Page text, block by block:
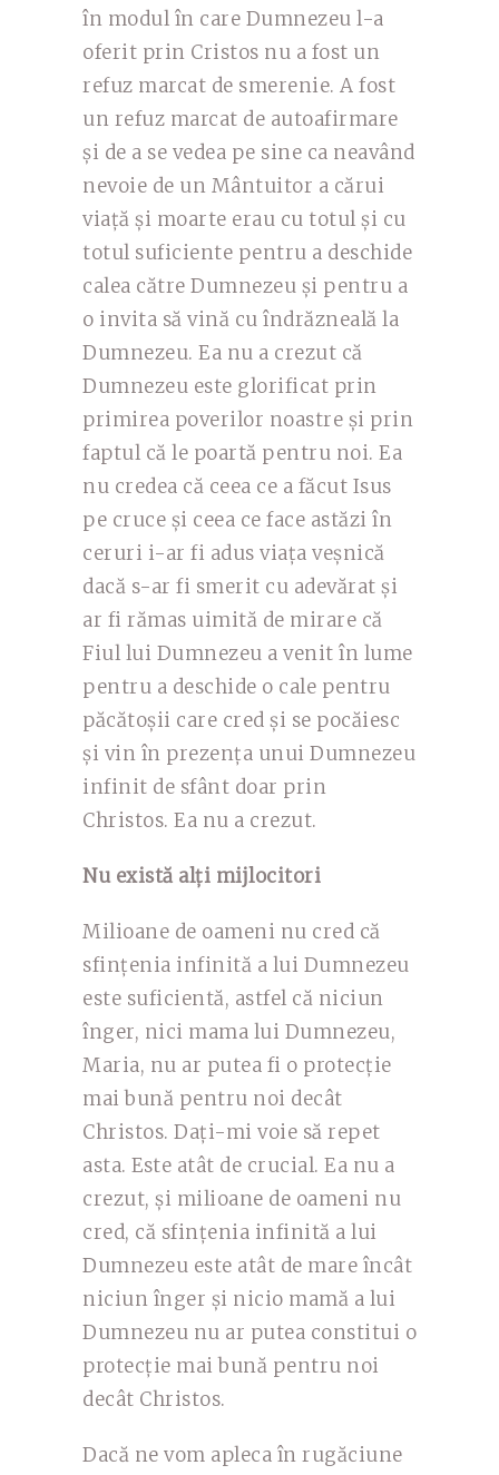
în modul în care Dumnezeu l-a
oferit prin Cristos nu a fost un
refuz marcat de smerenie. A fost
un refuz marcat de autoafirmare
și de a se vedea pe sine ca neavând
nevoie de un Mântuitor a cărui
viață și moarte erau cu totul și cu
totul suficiente pentru a deschide
calea către Dumnezeu și pentru a
o invita să vină cu îndrăzneală la
Dumnezeu. Ea nu a crezut că
Dumnezeu este glorificat prin
primirea poverilor noastre și prin
faptul că le poartă pentru noi. Ea
nu credea că ceea ce a făcut Isus
pe cruce și ceea ce face astăzi în
ceruri i-ar fi adus viața veșnică
dacă s-ar fi smerit cu adevărat și
ar fi rămas uimită de mirare că
Fiul lui Dumnezeu a venit în lume
pentru a deschide o cale pentru
păcătoșii care cred și se pocăiesc
și vin în prezența unui Dumnezeu
infinit de sfânt doar prin
Christos. Ea nu a crezut.
Nu există alți mijlocitori
Milioane de oameni nu cred că
sfințenia infinită a lui Dumnezeu
este suficientă, astfel că niciun
înger, nici mama lui Dumnezeu,
Maria, nu ar putea fi o protecție
mai bună pentru noi decât
Christos. Dați-mi voie să repet
asta. Este atât de crucial. Ea nu a
crezut, și milioane de oameni nu
cred, că sfințenia infinită a lui
Dumnezeu este atât de mare încât
niciun înger și nicio mamă a lui
Dumnezeu nu ar putea constitui o
protecție mai bună pentru noi
decât Christos.
Dacă ne vom apleca în rugăciune